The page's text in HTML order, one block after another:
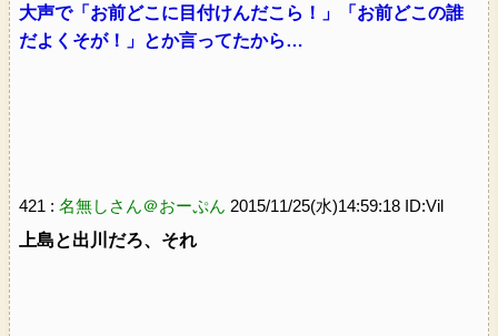
大声で「お前どこに目付けんだこら！」「お前どこの誰
だよくそが！」とか言ってたから…
421 : 名無しさん＠おーぷん 2015/11/25(水)14:59:18 ID:Vil
上島と出川だろ、それ